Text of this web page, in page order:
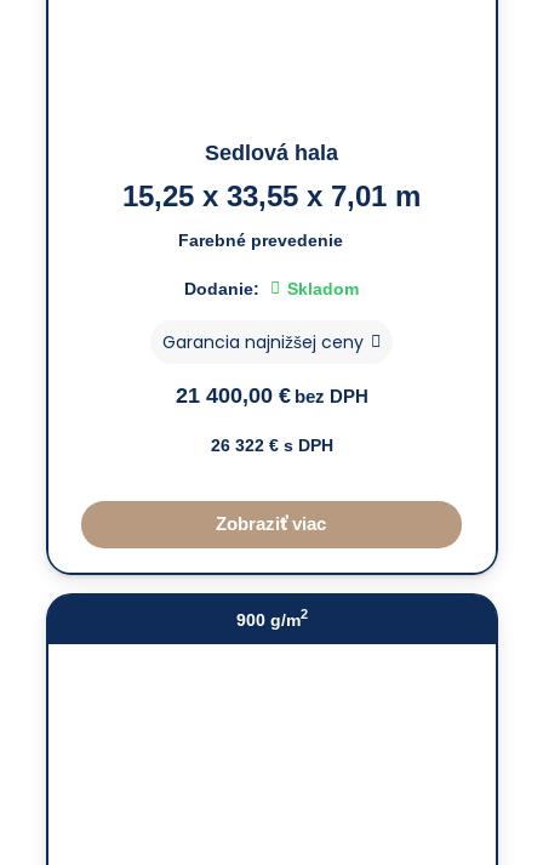
Sedlová hala
15,25 x 33,55 x 7,01 m
Farebné prevedenie
Dodanie: Skladom
Garancia najnižšej ceny
21 400,00 € bez DPH
26 322€ s DPH
Zobraziť viac
900 g/m2